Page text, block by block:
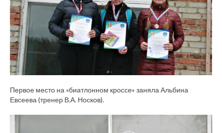
Первое место на «биатлонном кроссе» заняла Альбина
Евсеева (тренер В.А. Носков).